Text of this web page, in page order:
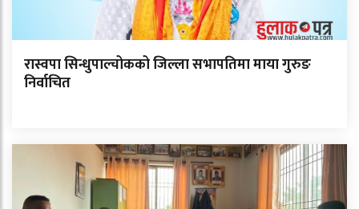
रास्वपा सिन्धुपाल्चोकको जिल्ला सभापतिमा माया गुरुङ
निर्वाचित